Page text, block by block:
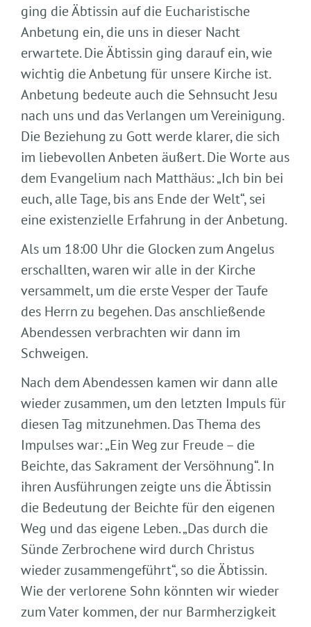
ging die Äbtissin auf die Eucharistische
Anbetung ein, die uns in dieser Nacht
erwartete. Die Äbtissin ging darauf ein, wie
wichtig die Anbetung für unsere Kirche ist.
Anbetung bedeute auch die Sehnsucht Jesu
nach uns und das Verlangen um Vereinigung.
Die Beziehung zu Gott werde klarer, die sich
im liebevollen Anbeten äußert. Die Worte aus
dem Evangelium nach Matthäus: „Ich bin bei
euch, alle Tage, bis ans Ende der Welt“, sei
eine existenzielle Erfahrung in der Anbetung.
Als um 18:00 Uhr die Glocken zum Angelus
erschallten, waren wir alle in der Kirche
versammelt, um die erste Vesper der Taufe
des Herrn zu begehen. Das anschließende
Abendessen verbrachten wir dann im
Schweigen.
Nach dem Abendessen kamen wir dann alle
wieder zusammen, um den letzten Impuls für
diesen Tag mitzunehmen. Das Thema des
Impulses war: „Ein Weg zur Freude – die
Beichte, das Sakrament der Versöhnung“. In
ihren Ausführungen zeigte uns die Äbtissin
die Bedeutung der Beichte für den eigenen
Weg und das eigene Leben. „Das durch die
Sünde Zerbrochene wird durch Christus
wieder zusammengeführt“, so die Äbtissin.
Wie der verlorene Sohn könnten wir wieder
zum Vater kommen, der nur Barmherzigkeit